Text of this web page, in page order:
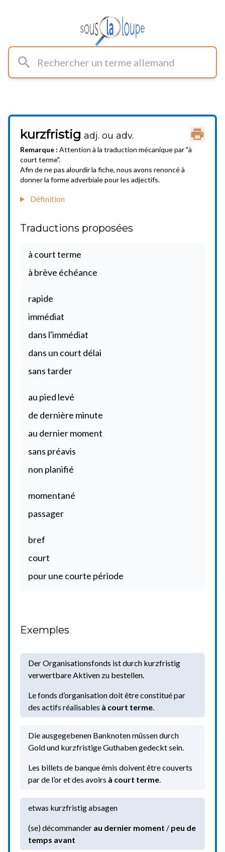
Rechercher un terme allemand
kurzfristig adj. ou adv.
Remarque : Attention à la traduction mécanique par "à
court terme".
Afin de ne pas alourdir la fiche, nous avons renoncé à
donner la forme adverbiale pour les adjectifs.
Définition
Traductions proposées
à court terme
à brève échéance
rapide
immédiat
dans l'immédiat
dans un court délai
sans tarder
au pied levé
de dernière minute
au dernier moment
sans préavis
non planifié
momentané
passager
bref
court
pour une courte période
Exemples
Der Organisationsfonds ist durch kurzfristig
verwertbare Aktiven zu bestellen.
Le fonds d’organisation doit être constitué par
des actifs réalisables à court terme.
Die ausgegebenen Banknoten müssen durch
Gold und kurzfristige Guthaben gedeckt sein.
Les billets de banque émis doivent être couverts
par de l’or et des avoirs à court terme.
etwas kurzfristig absagen
(se) décommander au dernier moment / peu de
temps avant